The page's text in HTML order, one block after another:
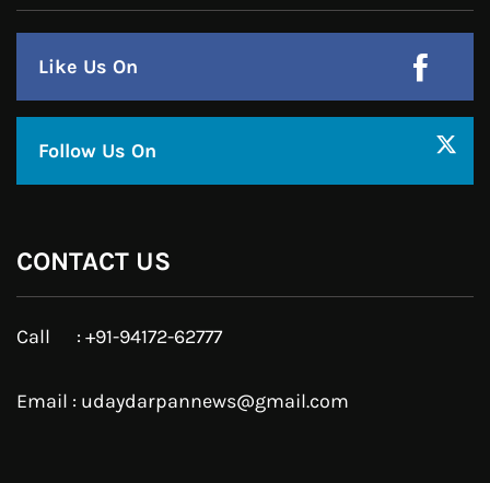
Like Us On
Follow Us On
CONTACT US
Call : +91-94172-62777
Email : udaydarpannews@gmail.com